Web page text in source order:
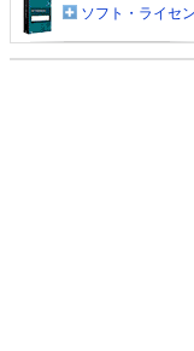
ソフト・ライセ